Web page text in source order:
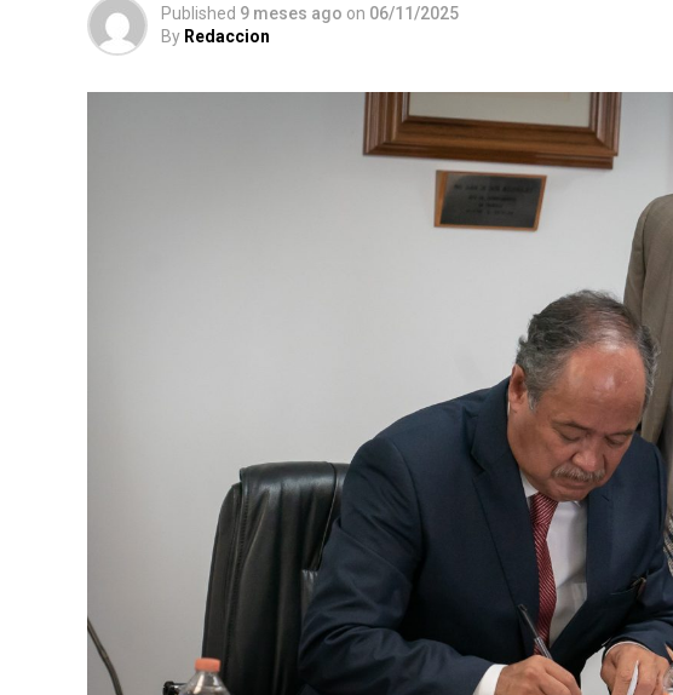
Published 9 meses ago on 06/11/2025
By Redaccion